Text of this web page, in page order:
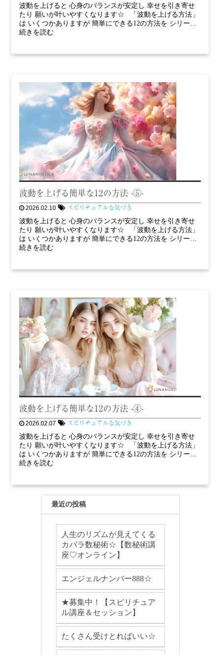
波動を上げると 心身のバランスが安定し 幸せを引き寄せ
たり 願いが叶いやすくなります☆ 「波動を上げる方法」
は いくつかありますが 簡単にできる12の方法を シリー…
続きを読む
波動を上げる簡単な12の方法 -⑤-
2026.02.10 スピリチュアルな気づき
波動を上げると 心身のバランスが安定し 幸せを引き寄せ
たり 願いが叶いやすくなります☆ 「波動を上げる方法」
は いくつかありますが 簡単にできる12の方法を シリー…
続きを読む
波動を上げる簡単な12の方法 -④-
2026.02.07 スピリチュアルな気づき
波動を上げると 心身のバランスが安定し 幸せを引き寄せ
たり 願いが叶いやすくなります☆ 「波動を上げる方法」
は いくつかありますが 簡単にできる12の方法を シリー…
続きを読む
最近の投稿
人生のリズムが見えてくる
カバラ数秘術☆【数秘術講
座♡オンライン】
エンジェルナンバー888☆
★募集中！【スピリチュア
ル講座＆セッション】
たくさん受けとればいい☆